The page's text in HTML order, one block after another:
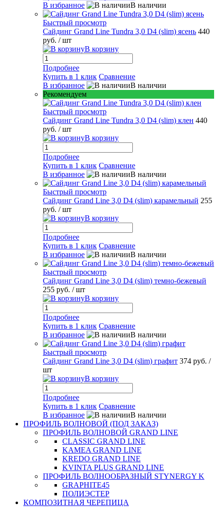
В избранное
В наличии
Быстрый просмотр
Сайдинг Grand Line Tundra 3,0 D4 (slim) ясень 440
руб. / шт
В корзину
Подробнее
Купить в 1 клик Сравнение
В избранное
В наличии
Рекомендуем
Быстрый просмотр
Сайдинг Grand Line Tundra 3,0 D4 (slim) клен 440
руб. / шт
В корзину
Подробнее
Купить в 1 клик Сравнение
В избранное
В наличии
Быстрый просмотр
Сайдинг Grand Line 3,0 D4 (slim) карамельный 255
руб. / шт
В корзину
Подробнее
Купить в 1 клик Сравнение
В избранное
В наличии
Быстрый просмотр
Сайдинг Grand Line 3,0 D4 (slim) темно-бежевый
255 руб. / шт
В корзину
Подробнее
Купить в 1 клик Сравнение
В избранное
В наличии
Быстрый просмотр
Сайдинг Grand Line 3,0 D4 (slim) графит 374 руб. /
шт
В корзину
Подробнее
Купить в 1 клик Сравнение
В избранное
В наличии
ПРОФИЛЬ ВОЛНОВОЙ (ПОД ЗАКАЗ)
ПРОФИЛЬ ВОЛНОВОЙ GRAND LINE
CLASSIC GRAND LINE
KAMEA GRAND LINE
KREDO GRAND LINE
KVINTA PLUS GRAND LINE
ПРОФИЛЬ ВОЛНООБРАЗНЫЙ STYNERGY K
GRAPHITE45
ПОЛИЭСТЕР
КОМПОЗИТНАЯ ЧЕРЕПИЦА